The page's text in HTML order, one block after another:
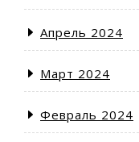
Апрель 2024
Март 2024
Февраль 2024